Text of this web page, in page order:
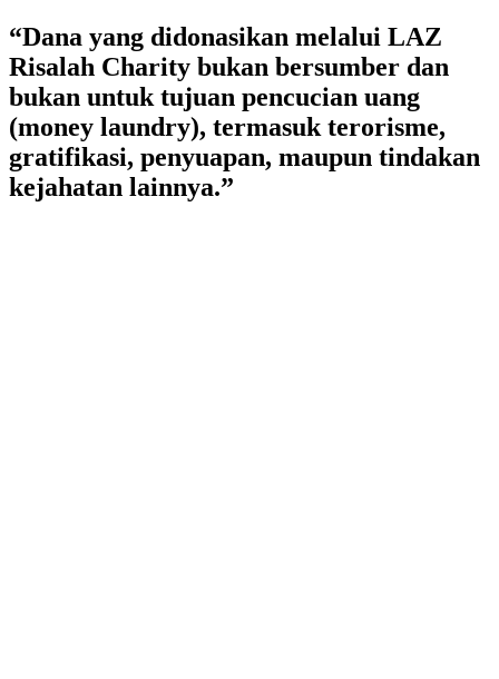
Lewati
ke
konten
“Dana yang didonasikan melalui LAZ
Risalah Charity bukan bersumber dan
bukan untuk tujuan pencucian uang
(money laundry), termasuk terorisme,
gratifikasi, penyuapan, maupun tindakan
kejahatan lainnya.”